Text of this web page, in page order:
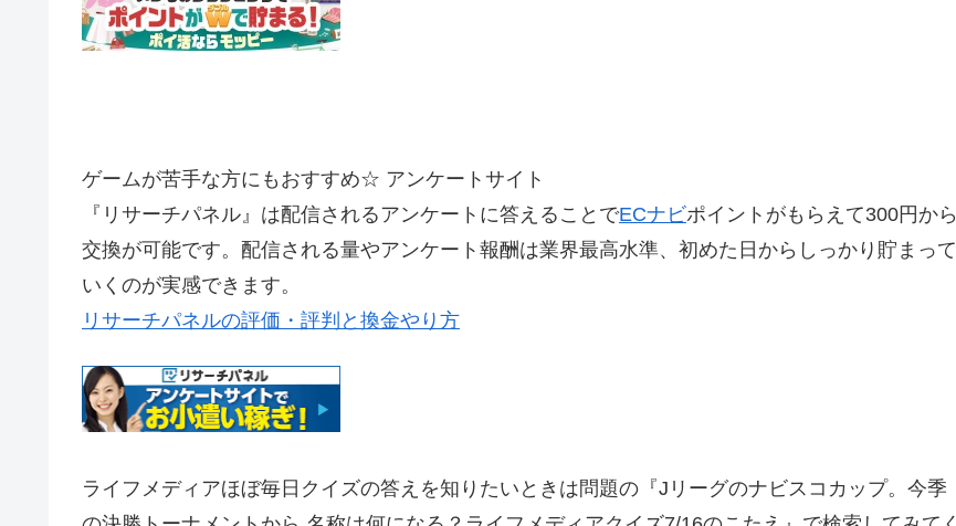
ゲームが苦手な方にもおすすめ☆ アンケートサイト
『リサーチパネル』は配信されるアンケートに答えることでECナビポイントがもらえて300円から
交換が可能です。配信される量やアンケート報酬は業界最高水準、初めた日からしっかり貯まって
いくのが実感できます。
リサーチパネルの評価・評判と換金やり方
ライフメディアほぼ毎日クイズの答えを知りたいときは問題の『Jリーグのナビスコカップ。今季